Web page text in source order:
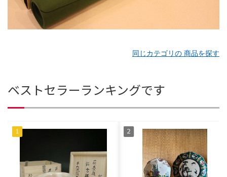
同じカテゴリの 商品を探す
ベストセラーランキングです